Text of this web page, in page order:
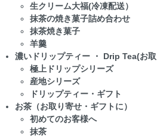
生クリーム大福(冷凍配送）
抹茶の焼き菓子詰め合わせ
抹茶焼き菓子
羊羹
濃いドリップティー ・ Drip Tea(お取
極上ドリップシリーズ
産地シリーズ
ドリップティー・ギフト
お茶（お取り寄せ・ギフトに）
初めてのお客様へ
抹茶